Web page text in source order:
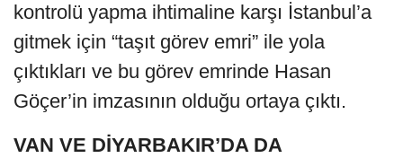
kontrolü yapma ihtimaline karşı İstanbul’a
gitmek için “taşıt görev emri” ile yola
çıktıkları ve bu görev emrinde Hasan
Göçer’in imzasının olduğu ortaya çıktı.
VAN VE DİYARBAKIR’DA DA